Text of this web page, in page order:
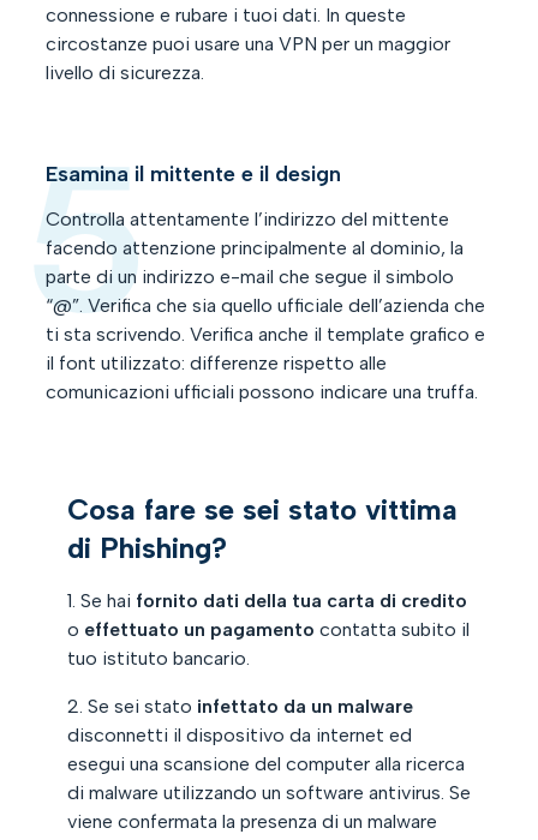
connessione e rubare i tuoi dati. In queste
circostanze puoi usare una VPN per un maggior
livello di sicurezza.
Esamina il mittente e il design
Controlla attentamente l’indirizzo del mittente
facendo attenzione principalmente al dominio, la
parte di un indirizzo e-mail che segue il simbolo
“@”. Verifica che sia quello ufficiale dell’azienda che
ti sta scrivendo. Verifica anche il template grafico e
il font utilizzato: differenze rispetto alle
comunicazioni ufficiali possono indicare una truffa.
Cosa fare se sei stato vittima
di Phishing?
1. Se hai fornito dati della tua carta di credito
o effettuato un pagamento contatta subito il
tuo istituto bancario.
2. Se sei stato infettato da un malware
disconnetti il dispositivo da internet ed
esegui una scansione del computer alla ricerca
di malware utilizzando un software antivirus. Se
viene confermata la presenza di un malware